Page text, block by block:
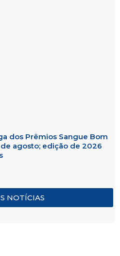
NOTÍCIAS
dos Prêmios Sangue Bom
agosto; edição de 2026